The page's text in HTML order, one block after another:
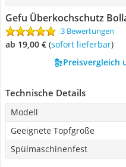
Gefu Überkochschutz
3 Bewertungen
ab 19,00 € ( Sofort lieferbar)
Preisvergleich
Technische Details
Modell
Geeignete Topfgröße
Spülmaschinenfest